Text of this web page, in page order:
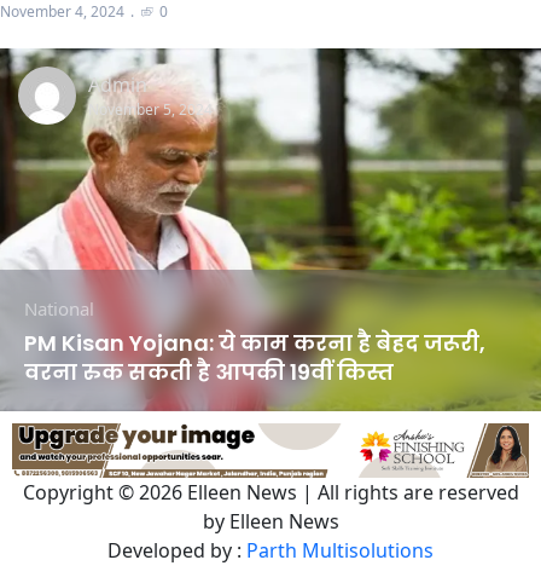
November 4, 2024 0
Admin
November 5, 2024
National
PM Kisan Yojana: ये काम करना है बेहद जरूरी,
वरना रुक सकती है आपकी 19वीं किस्त
Copyright © 2026 Elleen News | All rights are reserved
by Elleen News
Developed by : Parth Multisolutions